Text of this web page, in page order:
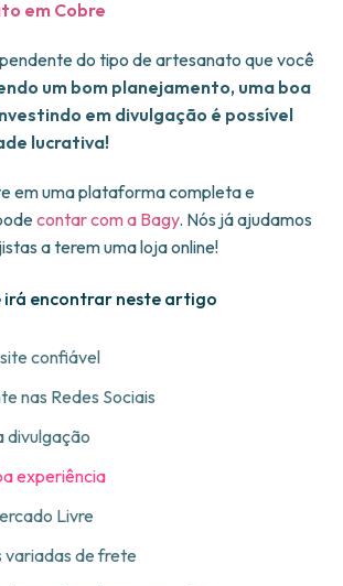
em Cobre
do tipo de artesanato que você
um bom planejamento, uma boa
em divulgação é possível
lucrativa!
em uma plataforma completa e
contar com a Bagy. Nós já ajudamos
a terem uma loja online!
irá encontrar neste artigo
confiável
nas Redes Sociais
divulgação
experiência
Livre
variadas de frete